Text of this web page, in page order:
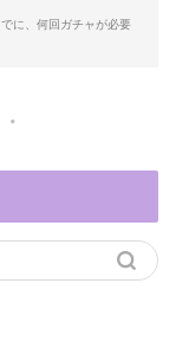
に、何回ガチャが必要